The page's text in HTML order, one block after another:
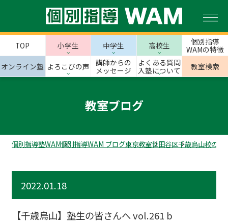
TOP 小学生 中学生 高校生
個別指導
WAMの特徴
オンライン塾 よろこびの声
講師からの
メッセージ
よくある質問
入塾について
教室検索
教室ブログ
個別指導塾WAM個別指導WAM ブログ東京教室世田谷区千歳烏山校のス
2022.01.18
【千歳烏山】塾生の皆さんへ vol.261 b